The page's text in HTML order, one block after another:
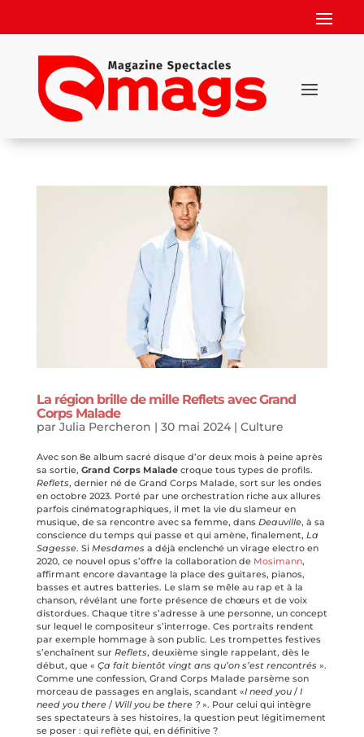
La région brille de mille Reflets avec Grand
Corps Malade
par Julia Percheron | 30 mai 2024| Culture
Avec son 8e album sacré disque d’or deux mois à peine après
sa sortie, Grand Corps Maladecroque tous types de profils.
Reflets, dernier né de Grand Corps Malade, sort sur les ondes
en octobre 2023. Porté par une orchestration riche aux allures
parfois cinématographiques, il met la vie du slameur en
musique, de sa rencontre avec sa femme, dans Deauville, à sa
conscience du temps qui passe et qui amène, finalement, La
Sagesse. Si Mesdames a déjà enclenché un virage electro en
2020, ce nouvel opus s’offre la collaboration de Mosimann,
affirmant encore davantage la place des guitares, pianos,
basses et autres batteries. Le slam se mêle au rap et à la
chanson, révélant une forte présence de chœurs et de voix
distordues. Chaque titre s’adresse à une personne, un concept
sur lequel le compositeur s’interroge. Ces portraits rendent
par exemple hommage à son public. Les trompettes festives
s’enchaînent sur Reflets, deuxième single rappelant, dès le
début, que « Ça fait bientôt vingt ans qu’on s’est rencontrés ».
Comme une confession, Grand Corps Malade parsème son
morceau de passages en anglais, scandant «I need you/ I
need you there/ Will you be there ?». Pour celui qui intègre
ses spectateurs à ses histoires, la question peut légitimement
se poser : qui reflète qui, en définitive ?